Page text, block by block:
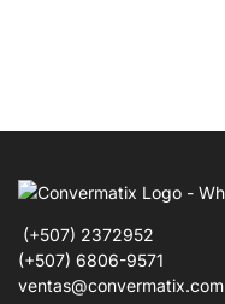
(+507) 2372952
(+507) 6806-9571
ventas@convermatix.com